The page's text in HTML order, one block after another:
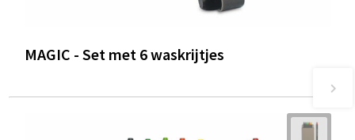
MAGIC - Set met 6 waskrijtjes